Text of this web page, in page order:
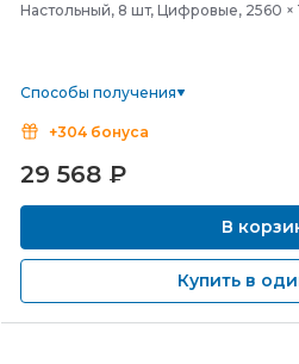
Настольный, 8 шт, Цифровые, 2560 ×
Способы получения
+304 бонуса
29 568 ₽
В
Купить в